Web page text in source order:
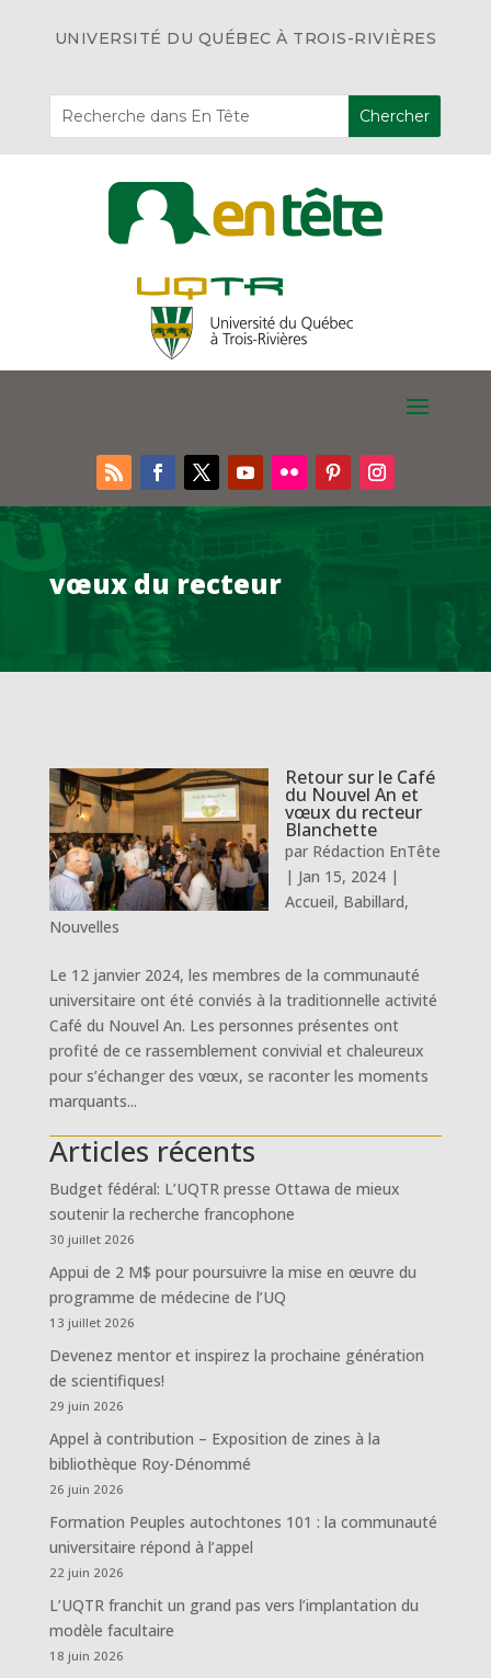
UNIVERSITÉ DU QUÉBEC À TROIS-RIVIÈRES
vœux du recteur
Retour sur le Café
du Nouvel An et
vœux du recteur
Blanchette
par Rédaction EnTête
| Jan 15, 2024|
Accueil, Babillard,
Nouvelles
Le 12 janvier 2024, les membres de la communauté
universitaire ont été conviés à la traditionnelle activité
Café du Nouvel An. Les personnes présentes ont
profité de ce rassemblement convivial et chaleureux
pour s’échanger des vœux, se raconter les moments
marquants...
Articles récents
Budget fédéral: L’UQTR presse Ottawa de mieux
soutenir la recherche francophone
30 juillet 2026
Appui de 2 M$ pour poursuivre la mise en œuvre du
programme de médecine de l’UQ
13 juillet 2026
Devenez mentor et inspirez la prochaine génération
de scientifiques!
29 juin 2026
Appel à contribution – Exposition de zines à la
bibliothèque Roy-Dénommé
26 juin 2026
Formation Peuples autochtones 101 : la communauté
universitaire répond à l’appel
22 juin 2026
L’UQTR franchit un grand pas vers l’implantation du
modèle facultaire
18 juin 2026